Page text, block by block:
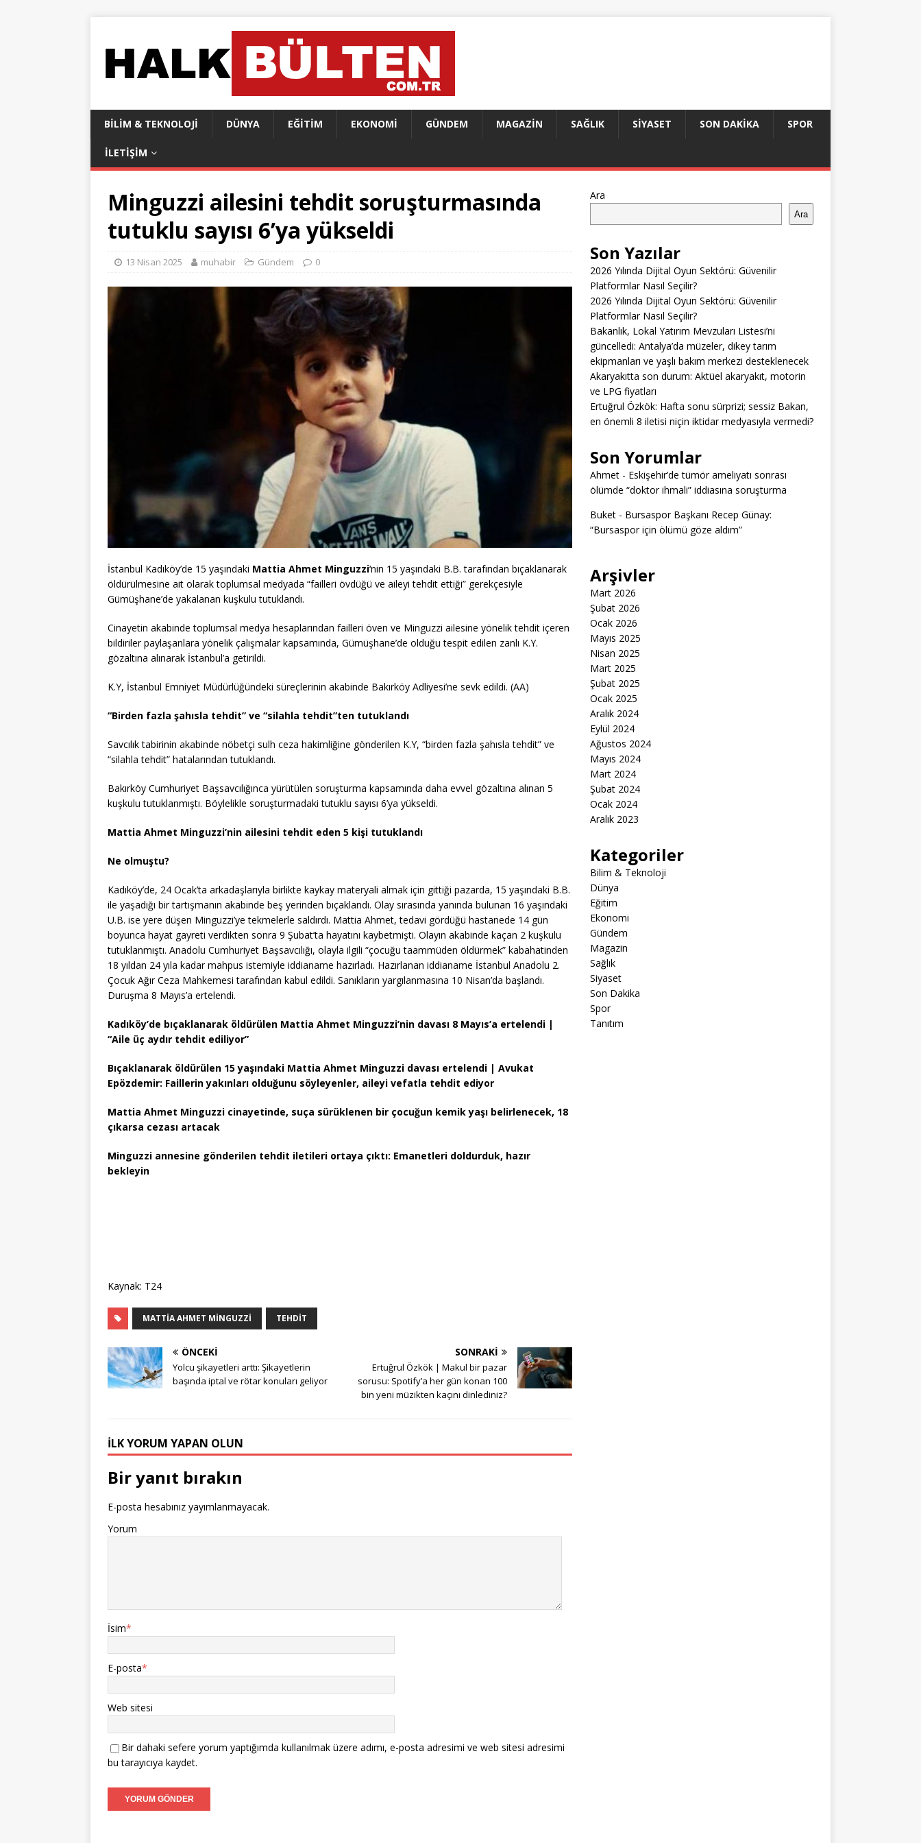
BILIM & TEKNOLOJI DÜNYA EĞITIM EKONOMI GÜNDEM MAGAZIN SAĞLIK SIYASET SON DAKIKA SPOR
İLETIŞIM
Minguzzi ailesini tehdit soruşturmasında
tutuklu sayısı 6’ya yükseldi
13 Nisan 2025 muhabir Gündem 0
İstanbul Kadıköy’de 15 yaşındaki Mattia Ahmet Minguzzi‘nin 15 yaşındaki B.B. tarafından bıçaklanarak
öldürülmesine ait olarak toplumsal medyada “failleri övdüğü ve aileyi tehdit ettiği” gerekçesiyle
Gümüşhane’de yakalanan kuşkulu tutuklandı.
Cinayetin akabinde toplumsal medya hesaplarından failleri öven ve Minguzzi ailesine yönelik tehdit içeren
bildiriler paylaşanlara yönelik çalışmalar kapsamında, Gümüşhane’de olduğu tespit edilen zanlı K.Y.
gözaltına alınarak İstanbul’a getirildi.
K.Y, İstanbul Emniyet Müdürlüğündeki süreçlerinin akabinde Bakırköy Adliyesi’ne sevk edildi. (AA)
“Birden fazla şahısla tehdit” ve “silahla tehdit”ten tutuklandı
Savcılık tabirinin akabinde nöbetçi sulh ceza hakimliğine gönderilen K.Y, “birden fazla şahısla tehdit” ve
“silahla tehdit” hatalarından tutuklandı.
Bakırköy Cumhuriyet Başsavcılığınca yürütülen soruşturma kapsamında daha evvel gözaltına alınan 5
kuşkulu tutuklanmıştı. Böylelikle soruşturmadaki tutuklu sayısı 6’ya yükseldi.
Mattia Ahmet Minguzzi’nin ailesini tehdit eden 5 kişi tutuklandı
Ne olmuştu?
Kadıköy’de, 24 Ocak’ta arkadaşlarıyla birlikte kaykay materyali almak için gittiği pazarda, 15 yaşındaki B.B.
ile yaşadığı bir tartışmanın akabinde beş yerinden bıçaklandı. Olay sırasında yanında bulunan 16 yaşındaki
U.B. ise yere düşen Minguzzi’ye tekmelerle saldırdı. Mattia Ahmet, tedavi gördüğü hastanede 14 gün
boyunca hayat gayreti verdikten sonra 9 Şubat’ta hayatını kaybetmişti. Olayın akabinde kaçan 2 kuşkulu
tutuklanmıştı. Anadolu Cumhuriyet Başsavcılığı, olayla ilgili “çocuğu taammüden öldürmek” kabahatinden
18 yıldan 24 yıla kadar mahpus istemiyle iddianame hazırladı. Hazırlanan iddianame İstanbul Anadolu 2.
Çocuk Ağır Ceza Mahkemesi tarafından kabul edildi. Sanıkların yargılanmasına 10 Nisan’da başlandı.
Duruşma 8 Mayıs’a ertelendi.
Kadıköy’de bıçaklanarak öldürülen Mattia Ahmet Minguzzi’nin davası 8 Mayıs’a ertelendi |
“Aile üç aydır tehdit ediliyor”
Bıçaklanarak öldürülen 15 yaşındaki Mattia Ahmet Minguzzi davası ertelendi | Avukat
Epözdemir: Faillerin yakınları olduğunu söyleyenler, aileyi vefatla tehdit ediyor
Mattia Ahmet Minguzzi cinayetinde, suça sürüklenen bir çocuğun kemik yaşı belirlenecek, 18
çıkarsa cezası artacak
Minguzzi annesine gönderilen tehdit iletileri ortaya çıktı: Emanetleri doldurduk, hazır
bekleyin
Kaynak: T24
MATTIA AHMET MINGUZZI TEHDIT
ÖNCEKI
Yolcu şikayetleri arttı: Şikayetlerin
başında iptal ve rötar konuları geliyor
SONRAKI
Ertuğrul Özkök | Makul bir pazar
sorusu: Spotify’a her gün konan 100
bin yeni müzikten kaçını dinlediniz?
İLK YORUM YAPAN OLUN
Bir yanıt bırakın
E-posta hesabınız yayımlanmayacak.
Yorum
İsim*
E-posta*
Web sitesi
Bir dahaki sefere yorum yaptığımda kullanılmak üzere adımı, e-posta adresimi ve web sitesi adresimi
bu tarayıcıya kaydet.
Ara
Ara
Son Yazılar
2026 Yılında Dijital Oyun Sektörü: Güvenilir
Platformlar Nasıl Seçilir?
2026 Yılında Dijital Oyun Sektörü: Güvenilir
Platformlar Nasıl Seçilir?
Bakanlık, Lokal Yatırım Mevzuları Listesi’ni
güncelledi: Antalya’da müzeler, dikey tarım
ekipmanları ve yaşlı bakım merkezi desteklenecek
Akaryakıtta son durum: Aktüel akaryakıt, motorin
ve LPG fiyatları
Ertuğrul Özkök: Hafta sonu sürprizi; sessiz Bakan,
en önemli 8 iletisi niçin iktidar medyasıyla vermedi?
Son Yorumlar
Ahmet- Eskişehir’de tümör ameliyatı sonrası
ölümde “doktor ihmali” iddiasına soruşturma
Buket- Bursaspor Başkanı Recep Günay:
“Bursaspor için ölümü göze aldım”
Arşivler
Mart 2026
Şubat 2026
Ocak 2026
Mayıs 2025
Nisan 2025
Mart 2025
Şubat 2025
Ocak 2025
Aralık 2024
Eylül 2024
Ağustos 2024
Mayıs 2024
Mart 2024
Şubat 2024
Ocak 2024
Aralık 2023
Kategoriler
Bilim & Teknoloji
Dünya
Eğitim
Ekonomi
Gündem
Magazin
Sağlık
Siyaset
Son Dakika
Spor
Tanıtım